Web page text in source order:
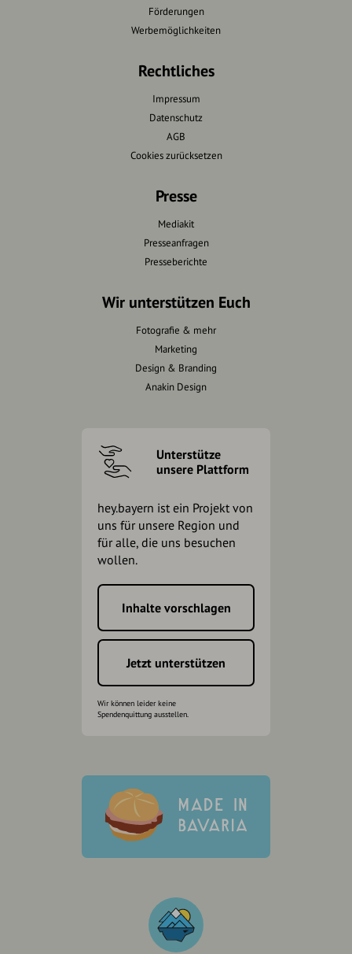
Förderungen
Werbemöglichkeiten
Rechtliches
Impressum
Datenschutz
AGB
Cookies zurücksetzen
Presse
Mediakit
Presseanfragen
Presseberichte
Wir unterstützen Euch
Fotografie & mehr
Marketing
Design & Branding
Anakin Design
Unterstütze
unsere Plattform
hey.bayern ist ein Projekt von
uns für unsere Region und
für alle, die uns besuchen
wollen.
Inhalte vorschlagen
Jetzt unterstützen
Wir können leider keine
Spendenquittung ausstellen.